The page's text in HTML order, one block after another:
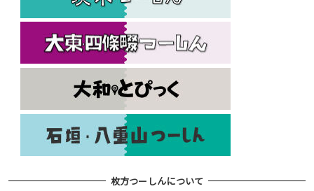
枚方つーしんについて